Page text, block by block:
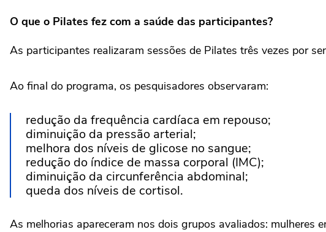
O que o Pilates fez com a saúde das participantes?
As participantes realizaram sessões de Pilates três vezes por
Ao final do programa, os pesquisadores observaram:
redução da frequência cardíaca em repouso;
diminuição da pressão arterial;
melhora dos níveis de glicose no sangue;
redução do índice de massa corporal (IMC);
diminuição da circunferência abdominal;
queda dos níveis de cortisol.
As melhorias apareceram nos dois grupos avaliados: